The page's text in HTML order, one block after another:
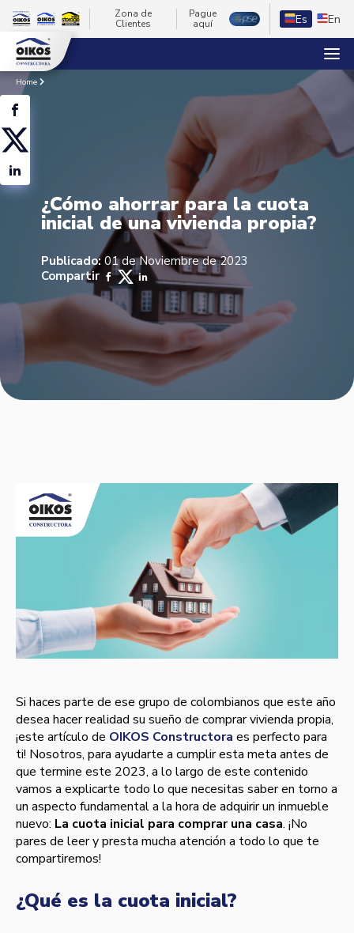
Zona de
Clientes
Pague
aquí
Es En
Home
¿Cómo ahorrar para la cuota
inicial de una vivienda propia?
Publicado:01 de Noviembre de 2023
Compartir
Si haces parte de ese grupo de colombianos que este año
desea hacer realidad su sueño de comprar vivienda propia,
¡este artículo de OIKOS Constructora es perfecto para
ti! Nosotros, para ayudarte a cumplir esta meta antes de
que termine este 2023, a lo largo de este contenido
vamos a explicarte todo lo que necesitas saber en torno a
un aspecto fundamental a la hora de adquirir un inmueble
nuevo: La cuota inicial para comprar una casa. ¡No
pares de leer y presta mucha atención a todo lo que te
compartiremos!
¿Qué es la cuota inicial?